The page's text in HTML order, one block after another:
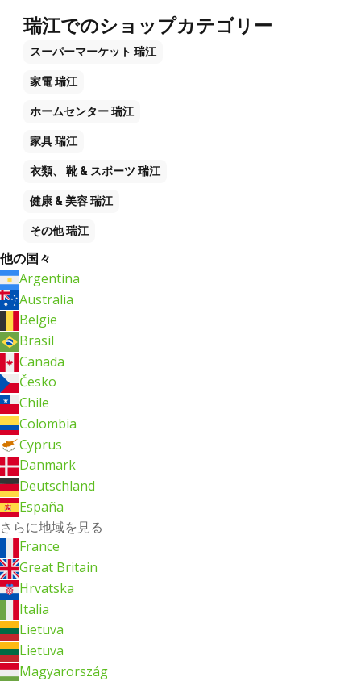
瑞江でのショップカテゴリー
スーパーマーケット 瑞江
家電瑞江
ホームセンター瑞江
家具瑞江
衣類、 靴 & スポーツ 瑞江
健康 & 美容瑞江
その他瑞江
他の国々
Argentina
Australia
België
Brasil
Canada
Česko
Chile
Colombia
Cyprus
Danmark
Deutschland
España
さらに地域を見る
France
Great Britain
Hrvatska
Italia
Lietuva
Lietuva
Magyarország